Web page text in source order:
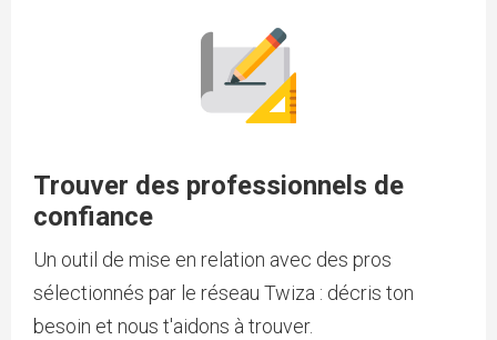
Trouver des professionnels de
confiance
Un outil de mise en relation avec des pros
sélectionnés par le réseau Twiza : décris ton
besoin et nous t'aidons à trouver.